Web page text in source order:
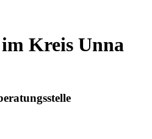
Kreis Unna